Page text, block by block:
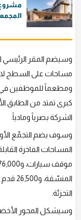
وسيضم المقر الرئيسي
مساحات على السطح
ومطعماً للموظفين في
كبرى تمتد من الطابق
الشركة بصرياً ومادياً.
التجزئة.
وسيشكل المحور الأخضر